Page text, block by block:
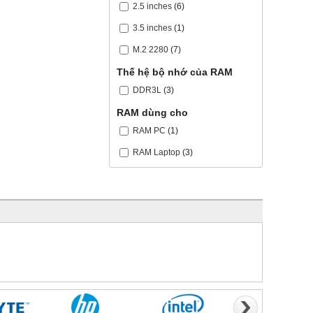
2.5 inches (6)
3.5 inches (1)
M.2 2280 (7)
Thế hệ bộ nhớ của RAM
DDR3L (3)
RAM dùng cho
RAM PC (1)
RAM Laptop (3)